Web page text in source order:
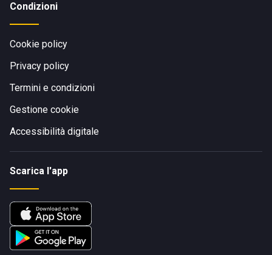
Condizioni
Cookie policy
Privacy policy
Termini e condizioni
Gestione cookie
Accessibilità digitale
Scarica l'app